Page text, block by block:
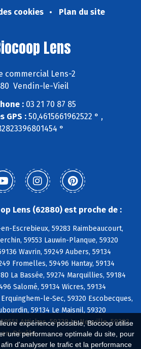
expérience possible, Biocoop utilise
une performance optimale du site, pour
d'analyser le trafic et la performance
cookies
Plan du site
Lens
commercial Lens-2
Vendin-le-Vieil
: 03 21 70 87 85
GPS :50,4615661962522 ° ,
°
Lens (62880) est proche de :
Escrebieux, 59283 Raimbeaucourt,
59553 Lauwin-Planque, 59320
Wavrin, 59249 Aubers, 59134
Fromelles, 59496 Hantay, 59134
La Bassée, 59274 Marquillies, 59184
Salomé, 59134 Wicres, 59134
le-Sec, 59320 Escobecques,
59134 Le Maisnil, 59320
Attiches, 59239 La Neuville, 59283
en-Pévèle